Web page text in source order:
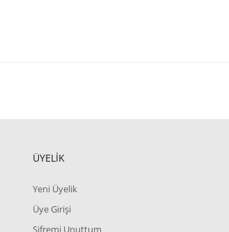
ÜYELİK
Yeni Üyelik
Üye Girişi
Şifremi Unuttum